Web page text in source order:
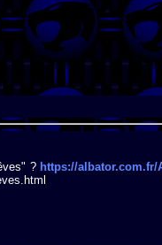
? https://albator.com.fr/